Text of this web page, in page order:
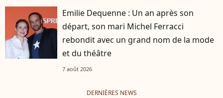
Emilie Dequenne : Un an après son
départ, son mari Michel Ferracci
rebondit avec un grand nom de la mode
et du théâtre
7 août 2026
DERNIÈRES NEWS